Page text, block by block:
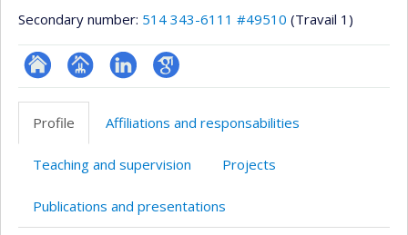
Secondary number: 514 343-6111 #49510 (Travail 1)
ResearchGate
Page
(faculté,département,école)
LinkedInGoogle
Profile Affiliations and responsabilities
Teaching and supervision Projects
Publications and presentations